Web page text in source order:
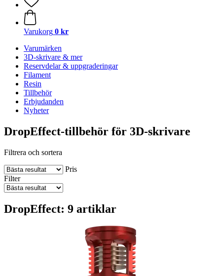
Varukorg 0 kr
Varumärken
3D-skrivare & mer
Reservdelar & uppgraderingar
Filament
Resin
Tillbehör
Erbjudanden
Nyheter
DropEffect-tillbehör för 3D-skrivare
Filtrera och sortera
Pris
Filter
DropEffect: 9 artiklar